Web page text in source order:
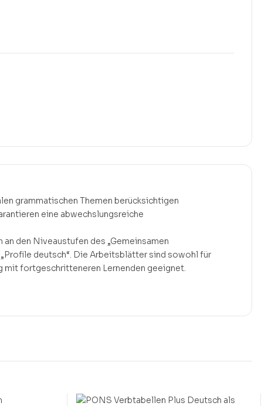
grammatischen Themen berücksichtigen
eine abwechslungsreiche
den Niveaustufen des „Gemeinsamen
deutsch“. Die Arbeitsblätter sind sowohl für
mit fortgeschritteneren Lernenden geeignet.